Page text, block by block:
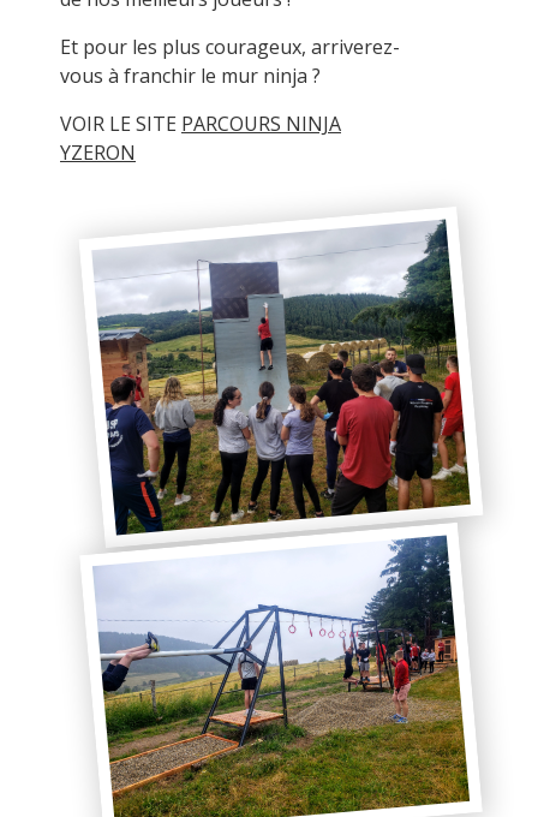
Et pour les plus courageux, arriverez-
vous à franchir le mur ninja ?
VOIR LE SITE PARCOURS NINJA
YZERON